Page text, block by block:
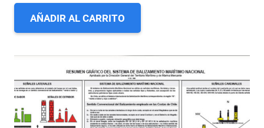
AÑADIR AL CARRITO